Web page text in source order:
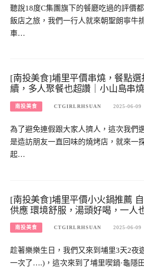
聽說18度C集團旗下的餐廳吃過的評價
飯店之旅，我們一行人就來朝聖朗寧牛
車…
[南投美食]埔里平價串燒，餐點
續，多人聚餐也超讚｜小山島串
南投美食 CTGIRLRHSUAN 2025-06-09
為了避免連假跟大家人擠人，這次我們
是造訪朋友一直回味的燒烤店，就來一
起…
[南投美食]埔里平價小火鍋推薦
供應 環境舒服，湯頭好喝，一人
南投美食 CTGIRLRHSUAN 2025-06-09
趁著樂樂生日，我們又來到埔里3天2夜
一次了….)，這次來到了埔里喫鍋·龜隱